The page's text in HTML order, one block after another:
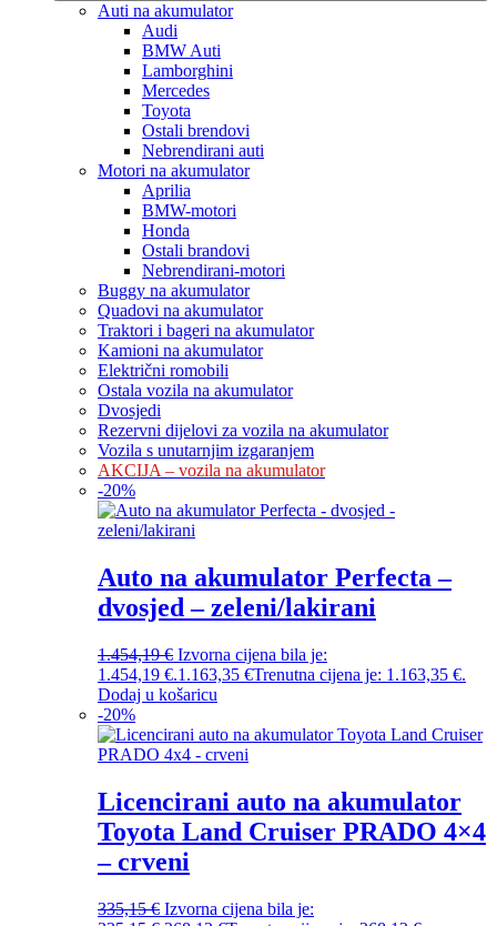
Auti na akumulator
Audi
BMW Auti
Lamborghini
Mercedes
Toyota
Ostali brendovi
Nebrendirani auti
Motori na akumulator
Aprilia
BMW-motori
Honda
Ostali brandovi
Nebrendirani-motori
Buggy na akumulator
Quadovi na akumulator
Traktori i bageri na akumulator
Kamioni na akumulator
Električni romobili
Ostala vozila na akumulator
Dvosjedi
Rezervni dijelovi za vozila na akumulator
Vozila s unutarnjim izgaranjem
AKCIJA – vozila na akumulator
-20%
Auto na akumulator Perfecta –
dvosjed – zeleni/lakirani
1.454,19€ Izvorna cijena bila je:
1.454,19 €.1.163,35 €Trenutna cijena je: 1.163,35 €.
Dodaj u košaricu
-20%
Licencirani auto na akumulator
Toyota Land Cruiser PRADO 4×4
– crveni
335,15€ Izvorna cijena bila je: